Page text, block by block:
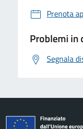
Prenota
Problemi in
Segnala